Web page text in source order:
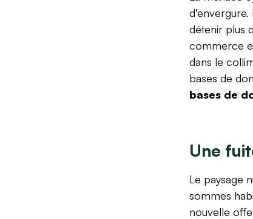
détenir plus
commerce
dans le
bases de
bases de
Une
Le paysage
sommes
nouvelle